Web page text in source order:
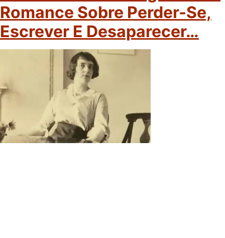
Romance Sobre Perder-Se,
Escrever E Desaparecer…